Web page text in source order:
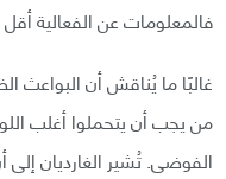
فالمعلومات عن الفعالية
غالبًا ما يُناقش أن البواعث
من يجب أن يتحملوا أغلب
الفوضى. تُشير الغارديان